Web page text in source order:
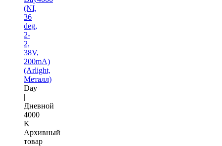
(NI,
36
deg,
2-
2,
38V,
200mA)
(Arlight,
Металл)
Day
|
Дневной
4000
K
Архивный
товар